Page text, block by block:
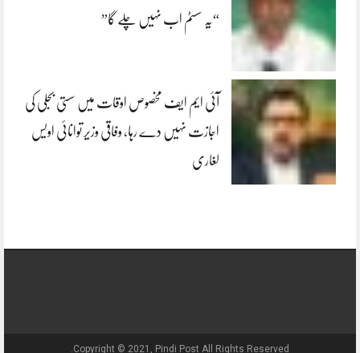
“یہ سسٹم اب نہیں چلے گا”
آئی ایم ایف مخصوص اوقات میں سستی بجلی کی
اجازت نہیں دے رہا، وفاقی وزیر توانائی اویس
لغاری
Copyright © 2021, Pindi Post All Rights Reserved.